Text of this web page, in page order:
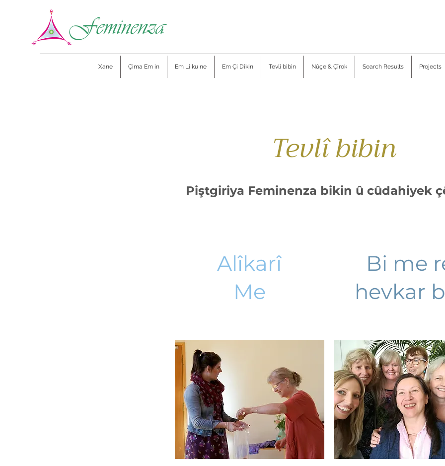
Xane Çima Em in Em Li ku ne Em Çi Dikin Tevlî bibin Nûçe & Çîrok Search Results Projects
Tevlî bibin
Piştgiriya Feminenza bikin û cûdahiyek
Alîkarî
Me
Bi me
hevkar